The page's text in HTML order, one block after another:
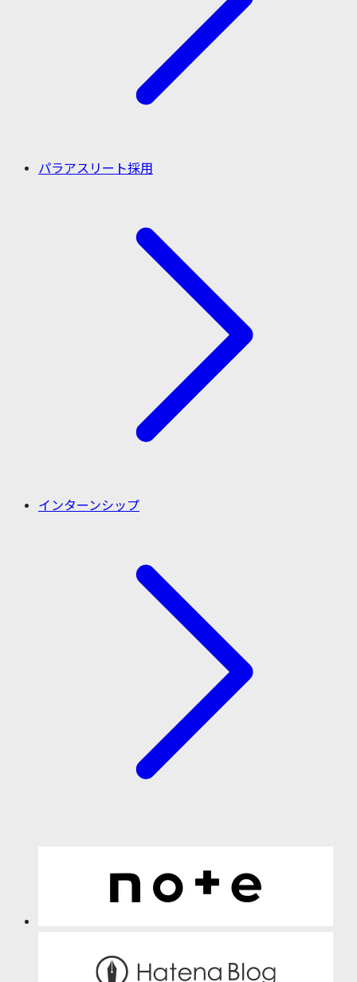
パラアスリート採用
インターンシップ